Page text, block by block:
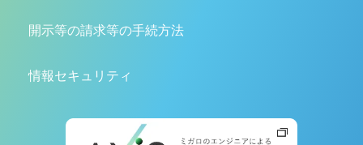
開示等の請求等の手続方法
情報セキュリティ